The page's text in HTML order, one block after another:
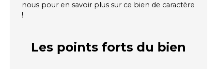
nous pour en savoir plus sur ce bien de caractère
!
Les points forts du bien